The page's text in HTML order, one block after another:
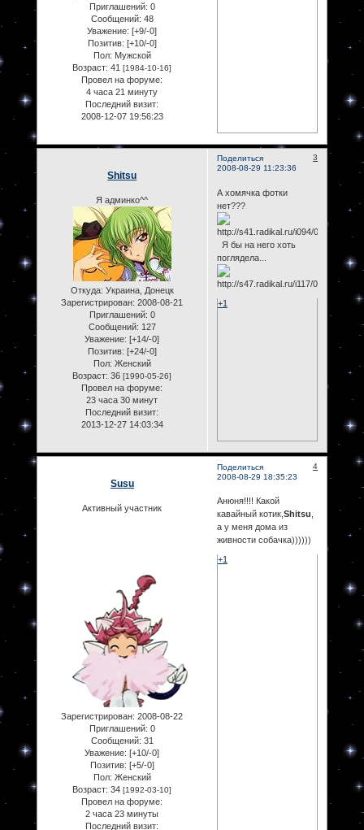
Приглашений: 0
Сообщений: 48
Уважение: [+9/-0]
Позитив: [+10/-0]
Пол: Мужской
Возраст: 41[1984-10-16]
Провел на форуме:
4 часа 21 минуту
Последний визит:
2008-12-07 19:56:23
Поделиться
3
2008-08-29 11:23:36
Shitsu
Я админко^^
Откуда: Украина, Донецк
Зарегистрирован: 2008-08-21
Приглашений: 0
Сообщений: 127
Уважение: [+14/-0]
Позитив: [+24/-0]
Пол: Женский
Возраст: 36[1990-05-26]
Провел на форуме:
23 часа 30 минут
Последний визит:
2013-12-27 14:03:34
А хомячка фотки
нет???
Я бы на него хоть
поглядела...
+1
Поделиться
4
2008-08-29 18:35:23
Susu
Активный участник
Зарегистрирован: 2008-08-22
Приглашений: 0
Сообщений: 31
Уважение: [+10/-0]
Позитив: [+5/-0]
Пол: Женский
Возраст: 34[1992-03-10]
Провел на форуме:
2 часа 23 минуты
Последний визит:
Анюня!!!! Какой
кавайный котик, Shitsu
а у меня дома из
живности собачка))))))
+1